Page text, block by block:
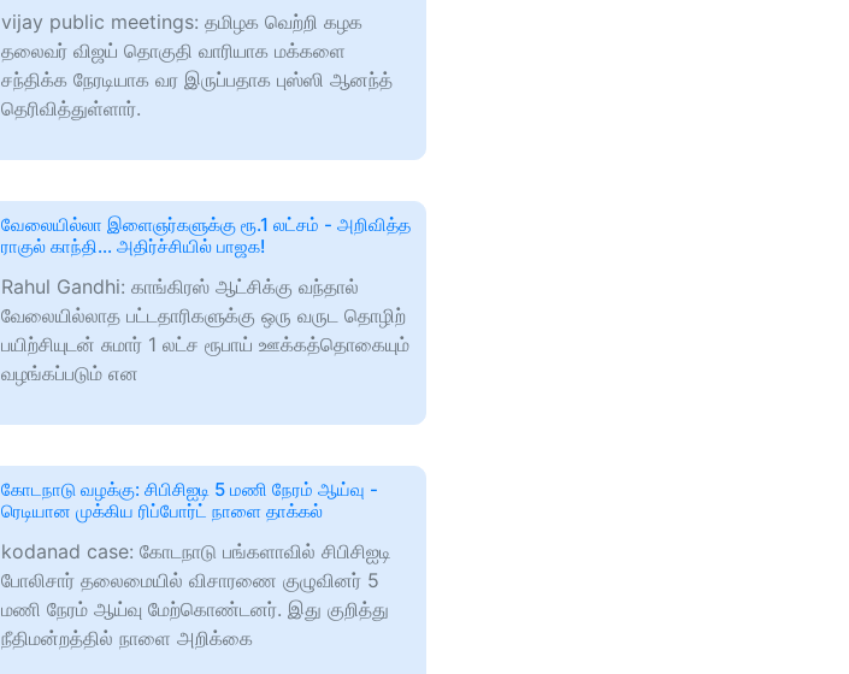
vijay public meetings: தமிழக வெற்றி கழக
தலைவர் விஜய் தொகுதி வாரியாக மக்களை
சந்திக்க நேரடியாக வர இருப்பதாக புஸ்ஸி ஆனந்த்
தெரிவித்துள்ளார்.
வேலையில்லா இளைஞர்களுக்கு ரூ.1 லட்சம் - அறிவித்த
ராகுல் காந்தி... அதிர்ச்சியில் பாஜக!
Rahul Gandhi: காங்கிரஸ் ஆட்சிக்கு வந்தால்
வேலையில்லாத பட்டதாரிகளுக்கு ஒரு வருட தொழிற்
பயிற்சியுடன் சுமார் 1 லட்ச ரூபாய் ஊக்கத்தொகையும்
வழங்கப்படும் என
கோடநாடு வழக்கு: சிபிசிஐடி 5 மணி நேரம் ஆய்வு -
ரெடியான முக்கிய ரிப்போர்ட் நாளை தாக்கல்
kodanad case: கோடநாடு பங்களாவில் சிபிசிஐடி
போலிசார் தலைமையில் விசாரணை குழுவினர் 5
மணி நேரம் ஆய்வு மேற்கொண்டனர். இது குறித்து
நீதிமன்றத்தில் நாளை அறிக்கை